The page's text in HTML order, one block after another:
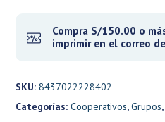
Compra S/150.00 o
imprimir en el correo
SKU:8437022228402
Categorías:Cooperativos,Grupos